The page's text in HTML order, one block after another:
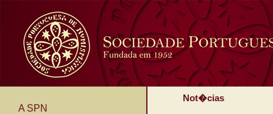
A SPN
Not�cias